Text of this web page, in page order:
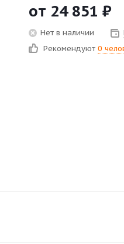
от 24 851 ₽
Нет в наличии
Рекомендуют 0